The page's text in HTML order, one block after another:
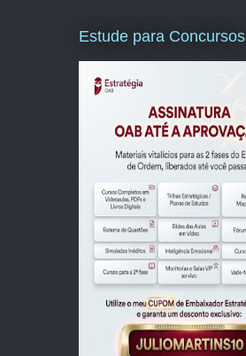
Estude para Concursos